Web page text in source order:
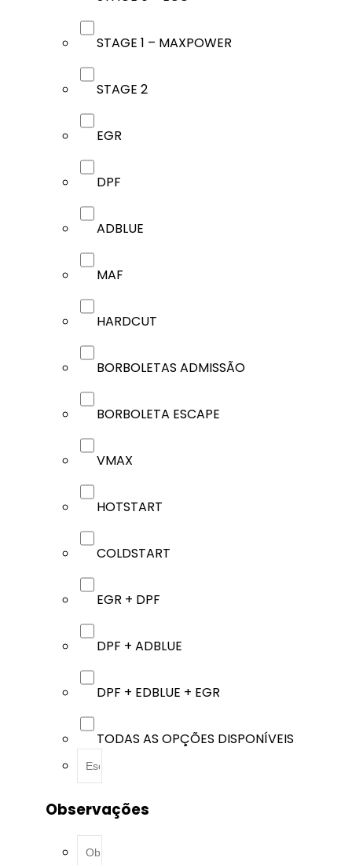
STAGE 1 – MAXPOWER
STAGE 2
EGR
DPF
ADBLUE
MAF
HARDCUT
BORBOLETAS ADMISSÃO
BORBOLETA ESCAPE
VMAX
HOTSTART
COLDSTART
EGR + DPF
DPF + ADBLUE
DPF + EDBLUE + EGR
TODAS AS OPÇÕES DISPONÍVEIS
Observações